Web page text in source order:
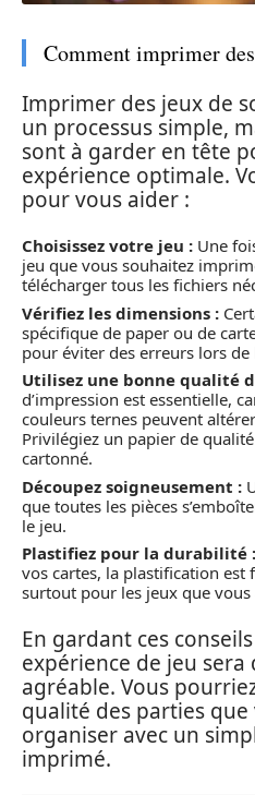
Comment imprimer
Imprimer des jeux de
un processus simple,
sont à garder en tête
expérience optimale.
pour vous aider :
Choisissez votre jeu : Une
jeu que vous souhaitez
télécharger tous les fichiers
Vérifiez les dimensions :
spécifique de paper ou de
pour éviter des erreurs lors de
Utilisez une bonne qualité
d’impression est essentielle,
couleurs ternes peuvent
Privilégiez un papier de
cartonné.
Découpez soigneusement :
que toutes les pièces
le jeu.
Plastifiez pour la durabilité :
vos cartes, la plastification
surtout pour les jeux que
En gardant ces
expérience de jeu sera
agréable. Vous
qualité des parties
organiser avec un
imprimé.